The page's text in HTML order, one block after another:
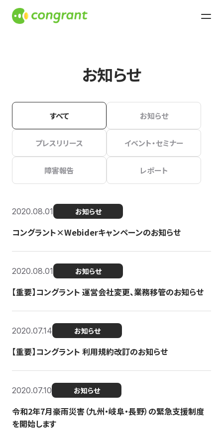
お知らせ
すべて お知らせ
プレスリリース イベント・セミナー
障害報告 レポート
2020.08.01 お知らせ
コングラント×Webiderキャンペーンのお知らせ
2020.08.01 お知らせ
【重要】コングラント 運営会社変更、業務移管のお知らせ
2020.07.14 お知らせ
【重要】コングラント 利用規約改訂のお知らせ
2020.07.10 お知らせ
令和2年7月豪雨災害（九州・岐阜・長野）の緊急支援制度
を開始します